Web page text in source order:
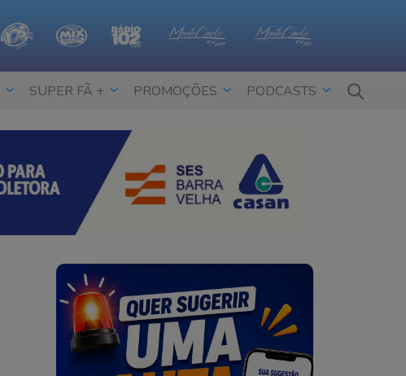
SUPER FÃ + PROMOÇÕES PODCASTS